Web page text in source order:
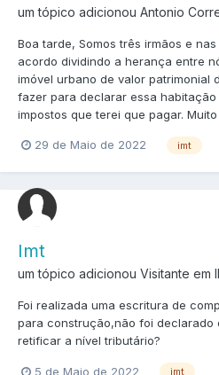
um tópico adicionou Antonio
Boa tarde, Somos três irmãos e
acordo dividindo a herança entre
imóvel urbano de valor patrimonial
fazer para declarar essa
impostos que terei que pagar.
29 de Maio de 2022 imt
Imt
um tópico adicionou Visitante em
Foi realizada uma escritura de
para construção,não foi declarado
retificar a nível tributário?
5 de Maio de 2022 imt